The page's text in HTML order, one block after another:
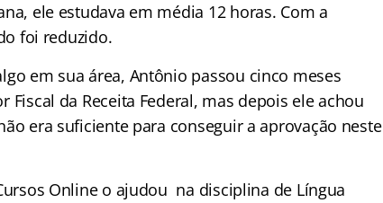
ele estudava em média 12 horas. Com a
foi reduzido.
em sua área, Antônio passou cinco meses
da Receita Federal, mas depois ele achou
era suficiente para conseguir a aprovação neste
Online o ajudou na disciplina de Língua